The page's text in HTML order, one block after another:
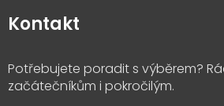
Kontakt